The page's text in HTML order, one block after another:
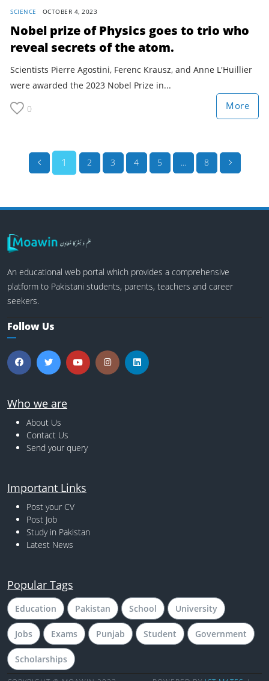
SCIENCE OCTOBER 4, 2023
Nobel prize of Physics goes to trio who
reveal secrets of the atom.
Scientists Pierre Agostini, Ferenc Krausz, and Anne L'Huillier
were awarded the 2023 Nobel Prize in...
0 More
1 2 3 4 5 ... 8
An educational web portal which provides a comprehensive
platform to Pakistani students, parents, teachers and career
seekers.
Follow Us
Who we are
About Us
Contact Us
Send your query
Important Links
Post your CV
Post Job
Study in Pakistan
Latest News
Popular Tags
Education Pakistan School University
Jobs Exams Punjab Student Government
Scholarships